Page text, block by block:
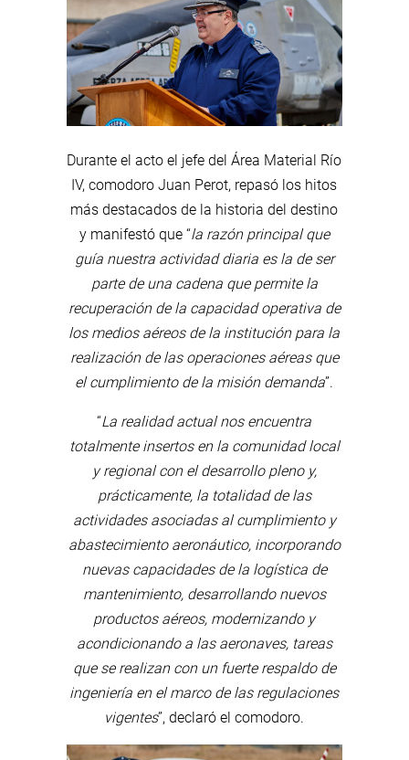
Durante el acto el jefe del Área Material Río
IV, comodoro Juan Perot, repasó los hitos
más destacados de la historia del destino
y manifestó que “la razón principal que
guía nuestra actividad diaria es la de ser
parte de una cadena que permite la
recuperación de la capacidad operativa de
los medios aéreos de la institución para la
realización de las operaciones aéreas que
el cumplimiento de la misión demanda”.
“La realidad actual nos encuentra
totalmente insertos en la comunidad local
y regional con el desarrollo pleno y,
prácticamente, la totalidad de las
actividades asociadas al cumplimiento y
abastecimiento aeronáutico, incorporando
nuevas capacidades de la logística de
mantenimiento, desarrollando nuevos
productos aéreos, modernizando y
acondicionando a las aeronaves, tareas
que se realizan con un fuerte respaldo de
ingeniería en el marco de las regulaciones
vigentes”, declaró el comodoro.